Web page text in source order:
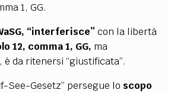
1, GG.
“interferisce” con la libertà
12, comma 1, GG, ma
è da ritenersi “giustificata”.
See-Gesetz” persegue lo scopo